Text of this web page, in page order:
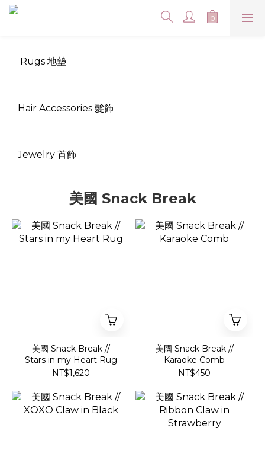
Rugs 地墊
Hair Accessories 髮飾
Jewelry 首飾
美國 Snack Break
美國 Snack Break //
Stars in my Heart Rug
NT$1,620
美國 Snack Break //
Karaoke Comb
NT$450